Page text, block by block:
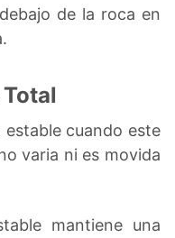
de la roca en
cuando este
varia ni es movida
mantiene una